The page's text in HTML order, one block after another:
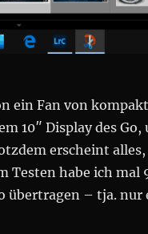
ein Fan von
10″ Display des
erscheint
Testen habe ich
übertragen – tja. nur